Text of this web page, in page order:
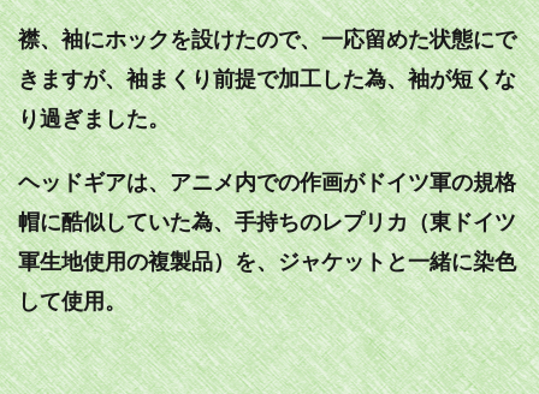
襟、袖にホックを設けたので、一応留めた状態にで
きますが、袖まくり前提で加工した為、袖が短くな
り過ぎました。
ヘッドギアは、アニメ内での作画がドイツ軍の規格
帽に酷似していた為、手持ちのレプリカ（東ドイツ
軍生地使用の複製品）を、ジャケットと一緒に染色
して使用。